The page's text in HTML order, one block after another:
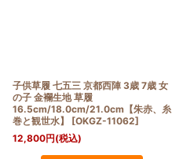
子供草履 七五三 京都西陣 3歳 7歳 女
の子 金襴生地 草履
16.5cm/18.0cm/21.0cm【朱赤、糸
巻と観世水】
[OKGZ-11062]
12,800円(税込)